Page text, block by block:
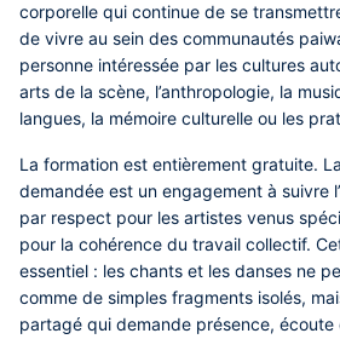
corporelle qui continue de se
de vivre au sein des communautés
personne intéressée par les cultures
arts de la scène, l’anthropologie, la
langues, la mémoire culturelle ou les
La formation est entièrement gratuite.
demandée est un engagement à suivre
par respect pour les artistes venus
pour la cohérence du travail collectif.
essentiel : les chants et les danses ne
comme de simples fragments isolés,
partagé qui demande présence, écoute